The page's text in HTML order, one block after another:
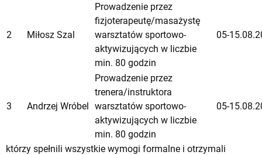
2 Miłosz Szal
Prowadzenie przez
fizjoterapeutę/masażystę
warsztatów sportowo-
aktywizujących w liczbie
min. 80 godzin
05-
3 Andrzej Wróbel
Prowadzenie przez
trenera/instruktora
warsztatów sportowo-
aktywizujących w liczbie
min. 80 godzin
05-
którzy spełnili wszystkie wymogi formalne i otrzymali